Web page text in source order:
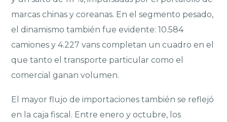
marcas chinas y coreanas. En el segmento pesado,
el dinamismo también fue evidente: 10.584
camiones y 4.227 vans completan un cuadro en el
que tanto el transporte particular como el
comercial ganan volumen.
El mayor flujo de importaciones también se reflejó
en la caja fiscal. Entre enero y octubre, los